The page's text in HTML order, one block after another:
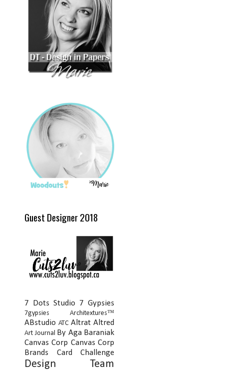
Guest Designer 2018
7 Dots Studio 7 Gypsies
7gypsies Architextures™
ABstudio ATC Altrat Altred
Art Journal
By Aga Baraniak
Canvas Corp Canvas Corp
Brands
Card Challenge
Design Team